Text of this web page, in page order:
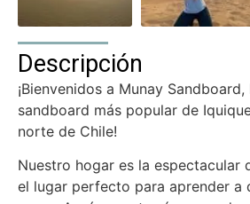
Descripción
¡Bienvenidos a Munay
sandboard más popular de
norte de Chile!
Nuestro hogar es la espectacular
el lugar perfecto para aprender a